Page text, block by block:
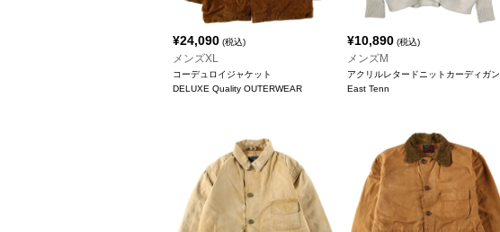
¥24,090 (税込)
メンズXL
コーデュロイジャケット
DELUXE Quality OUTERWEAR
¥10,890 (税込)
メンズM
アクリルレタードニットカーディガン
East Tenn